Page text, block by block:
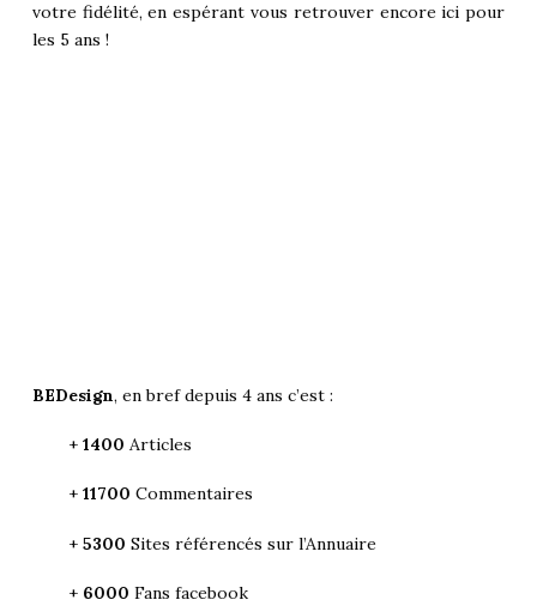
votre fidélité, en espérant vous retrouver encore ici pour
les 5 ans !
BEDesign, en bref depuis 4 ans c’est :
+ 1400 Articles
+ 11700 Commentaires
+ 5300 Sites référencés sur l’Annuaire
+ 6000 Fans facebook